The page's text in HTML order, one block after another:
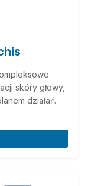
skóry głowy,
działań.